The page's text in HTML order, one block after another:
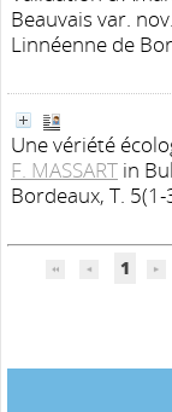
Beauvais var. nov.
Linnéenne de
Une vériété
F. MASSART in
Bordeaux, T.
1